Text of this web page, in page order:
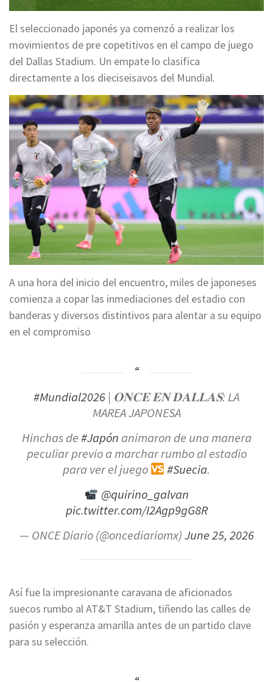
El seleccionado japonés ya comenzó a realizar los
movimientos de pre copetitivos en el campo de juego
del Dallas Stadium. Un empate lo clasifica
directamente a los dieciseisavos del Mundial.
A una hora del inicio del encuentro, miles de japoneses
comienza a copar las inmediaciones del estadio con
banderas y diversos distintivos para alentar a su equipo
en el compromiso
#Mundial2026 | 𝐎𝐍𝐂𝐄 𝐄𝐍 𝐃𝐀𝐋𝐋𝐀𝐒: LA
MAREA JAPONESA
Hinchas de#Japónanimaron de una manera
peculiar previo a marchar rumbo al estadio
para ver el juego
#Suecia.
@quirino_galvan
pic.twitter.com/I2Agp9gG8R
— ONCE Diario (@oncediariomx)June 25, 2026
Así fue la impresionante caravana de aficionados
suecos rumbo al AT&T Stadium, tiñendo las calles de
pasión y esperanza amarilla antes de un partido clave
para su selección.